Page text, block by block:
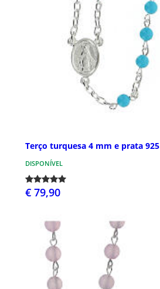
Terço turquesa 4 mm e prata 925
DISPONÍVEL
€ 79,90